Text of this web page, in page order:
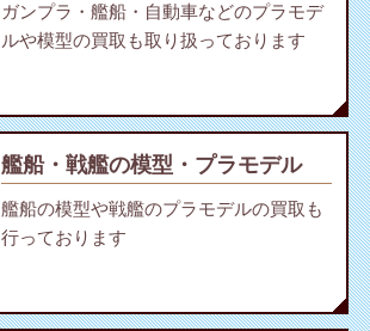
ガンプラ・艦船・自動車などのプラモデ
ルや模型の買取も取り扱っております
艦船・戦艦の模型・プラモデル
艦船の模型や戦艦のプラモデルの買取も
行っております